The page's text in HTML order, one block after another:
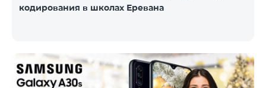
кодирования в школах Еревана